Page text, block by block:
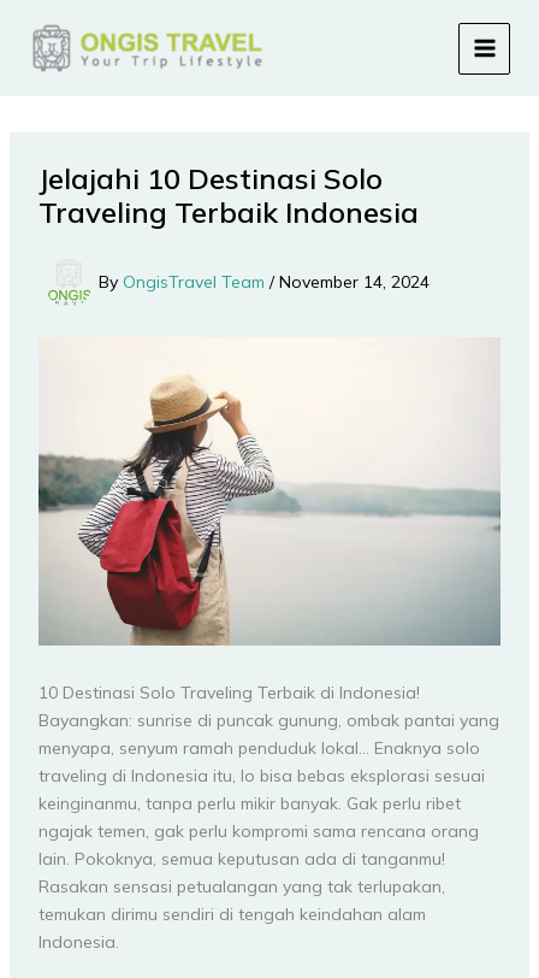
content
Jelajahi 10 Destinasi Solo
Traveling Terbaik Indonesia
By OngisTravel Team /November 14, 2024
10 Destinasi Solo Traveling Terbaik di Indonesia!
Bayangkan: sunrise di puncak gunung, ombak pantai yang
menyapa, senyum ramah penduduk lokal… Enaknya solo
traveling di Indonesia itu, lo bisa bebas eksplorasi sesuai
keinginanmu, tanpa perlu mikir banyak. Gak perlu ribet
ngajak temen, gak perlu kompromi sama rencana orang
lain. Pokoknya, semua keputusan ada di tanganmu!
Rasakan sensasi petualangan yang tak terlupakan,
temukan dirimu sendiri di tengah keindahan alam
Indonesia.